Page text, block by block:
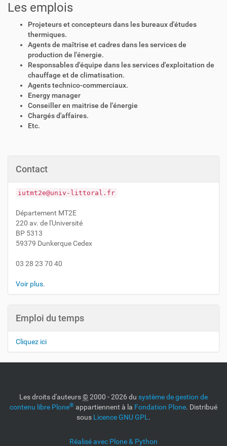
Les emplois
Projeteurs et concepteurs dans les bureaux d'études
thermiques.
Agents de maîtrise et cadres dans les services de
production de l'énergie.
Responsables d'équipe dans les services d'exploitation de
chauffage et de climatisation.
Agents technico-commerciaux.
Energy manager
Conseiller en maitrise de l'énergie
Chargés d'affaires.
Etc.
Contact
iutmt2e@univ-littoral.fr
Département MT2E
220 av. de l'Université
BP 5313
59379 Dunkerque Cedex
03 28 23 70 40
Voir plus.
Emploi du temps
Cliquez ici
Les droits d'auteurs©2000 - 2026 du système de gestion de
contenu libre Plone® appartiennent à la Fondation Plone. Distribué
sous Licence GNU GPL .
Réalisé avec Plone & Python